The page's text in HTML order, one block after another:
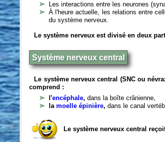
Les interactions entre les neurones
À l'heure actuelle, les relations entre
du système nerveux.
Le système nerveux est divisé en deux
Système nerveux central
Le système nerveux central (SNC ou
comprend :
l'encéphale,dans la boîte crânienne,
lamoelle épinière,dans le canal
Le système nerveux central